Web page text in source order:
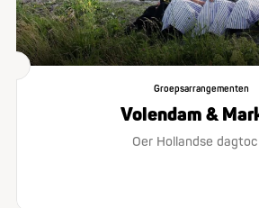
Groepsarrangementen
Volendam &
Oer Hollandse